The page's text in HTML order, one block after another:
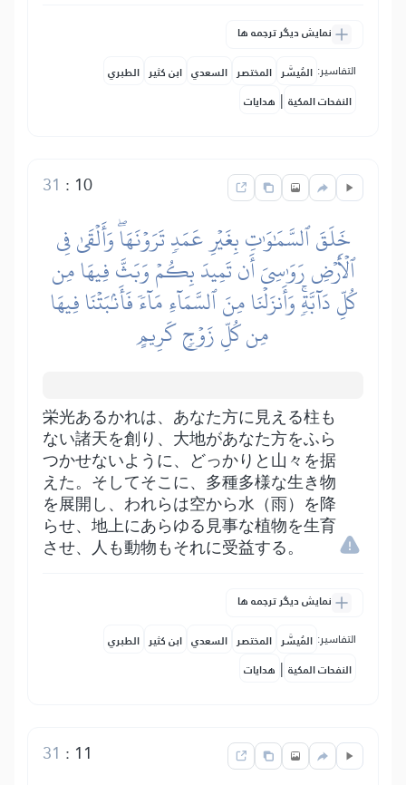
نمایش دیگر ترجمه ها
التفاسير: المُيسَّر المختصر السعدي ابن كثير الطبري
النفحات المكية | هدايات
10
:
31
خَلَقَ ٱلسَّمَٰوَٰتِ بِغَيۡرِ عَمَدٖ تَرَوۡنَهَاۖ وَأَلۡقَىٰ فِي
ٱلۡأَرۡضِ رَوَٰسِيَ أَن تَمِيدَ بِكُمۡ وَبَثَّ فِيهَا مِن
كُلِّ دَآبَّةٖۚ وَأَنزَلۡنَا مِنَ ٱلسَّمَآءِ مَآءٗ فَأَنۢبَتۡنَا فِيهَا
مِن كُلِّ زَوۡجٖ كَرِيمٍ
栄光あるかれは、あなた方に見える柱も
ない諸天を創り、大地があなた方をふら
つかせないように、どっかりと山々を据
えた。そしてそこに、多種多様な生き物
を展開し、われらは空から水（雨）を降
らせ、地上にあらゆる見事な植物を生育
させ、人も動物もそれに受益する。
نمایش دیگر ترجمه ها
التفاسير: المُيسَّر المختصر السعدي ابن كثير الطبري
النفحات المكية | هدايات
11
:
31